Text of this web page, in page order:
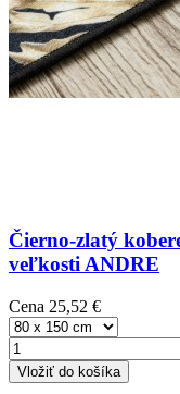
Čierno-zlatý
veľkosti ANDRE
Cena 25,52 €
Vložiť do košíka